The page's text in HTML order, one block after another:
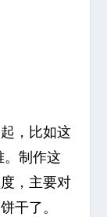
，比如这
。制作这
，主要对
干了。